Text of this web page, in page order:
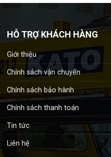
HỖ TRỢ KHÁCH HÀNG
Giới thiệu
Chính sách vận chuyển
Chính sách bảo hành
Chính sách thanh toán
Tin tức
Liên hệ